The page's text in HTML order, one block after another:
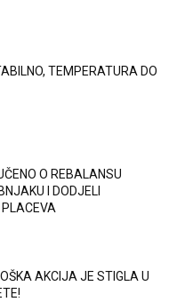
TEMPERATURA DO
O REBALANSU
I DODJELI
AKCIJA JE STIGLA U